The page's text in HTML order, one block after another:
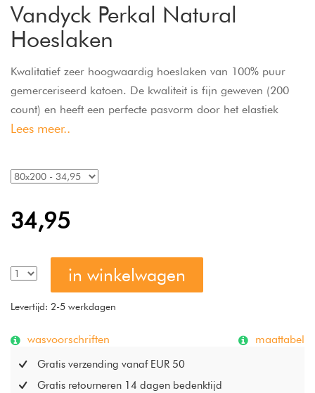
Vandyck Perkal Natural
Hoeslaken
Kwalitatief zeer hoogwaardig hoeslaken van 100% puur
gemerceriseerd katoen. De kwaliteit is fijn geweven (200
count) en heeft een perfecte pasvorm door het elastiek
rondom en is geschikt voor matrassen tot 24 cm hoog.
Lees meer..
34,95
in winkelwagen
Levertijd: 2-5 werkdagen
wasvoorschriften maattabel
Gratis verzending vanaf EUR 50
Gratis retourneren 14 dagen bedenktijd